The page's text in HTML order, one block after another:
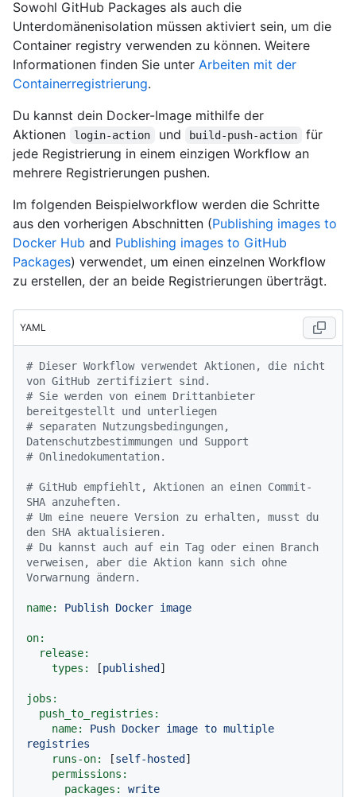
Sowohl GitHub Packages als auch die
Unterdomänenisolation müssen aktiviert sein, um die
Container registry verwenden zu können. Weitere
Informationen finden Sie unter Arbeiten mit der
Containerregistrierung.
Du kannst dein Docker-Image mithilfe der
Aktionen
login-action und build-push-action
für
jede Registrierung in einem einzigen Workflow an
mehrere Registrierungen pushen.
Im folgenden Beispielworkflow werden die Schritte
aus den vorherigen Abschnitten (Publishing images to
Docker Hub and Publishing images to GitHub
Packages) verwendet, um einen einzelnen Workflow
zu erstellen, der an beide Registrierungen überträgt.
YAML
# Dieser Workflow verwendet Aktionen, die nicht
von GitHub zertifiziert sind.
# Sie werden von einem Drittanbieter
bereitgestellt und unterliegen
# separaten Nutzungsbedingungen,
Datenschutzbestimmungen und Support
# Onlinedokumentation.
# GitHub empfiehlt, Aktionen an einen Commit-
SHA anzuheften.
# Um eine neuere Version zu erhalten, musst du
den SHA aktualisieren.
# Du kannst auch auf ein Tag oder einen Branch
verweisen, aber die Aktion kann sich ohne
Vorwarnung ändern.
name: Publish Docker image
on:
release:
types:
[published ]
jobs:
push_to_registries:
name:
Push Docker image to multiple
registries
runs-on:
[self-hosted ]
permissions:
packages:
write